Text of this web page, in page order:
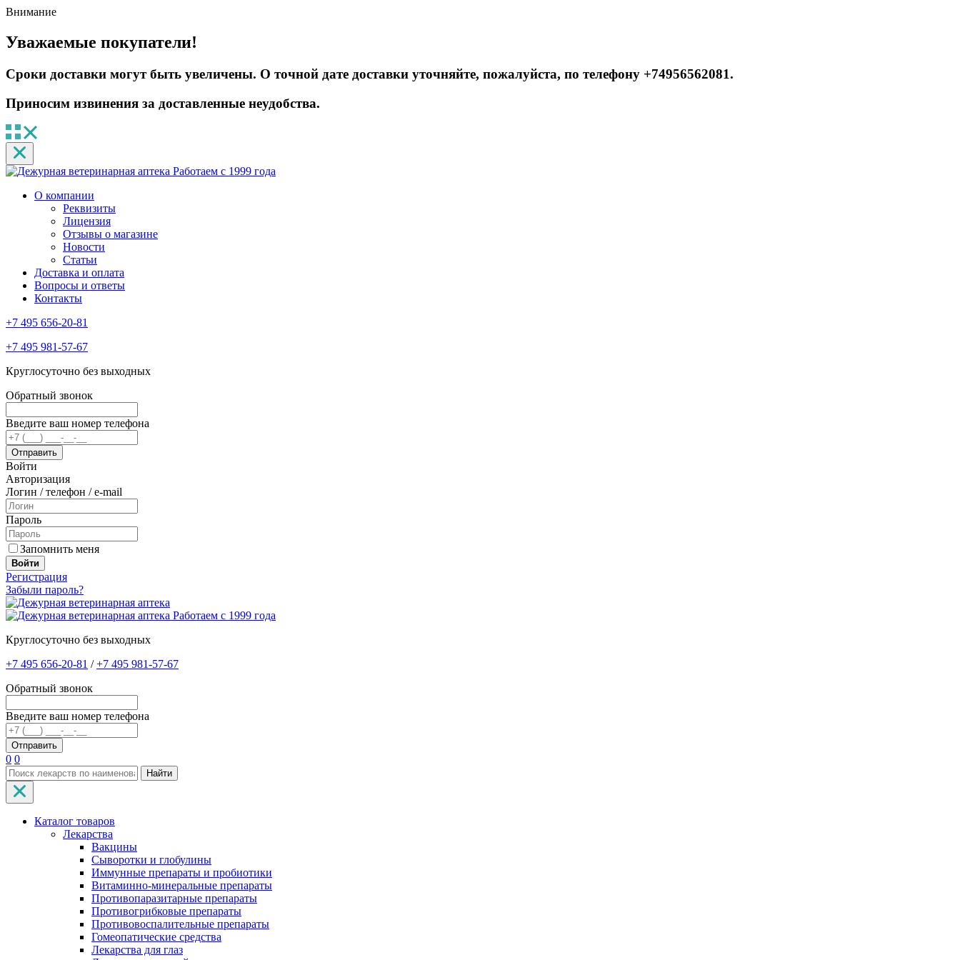
Внимание
Уважаемые покупатели!
Сроки доставки могут быть увеличены. О точной дате доставки уточняйте, пожалуйста, по телефону +74956562081.
Приносим извинения за доставленные неудобства.
Работаем с 1999 года
О компании
Реквизиты
Лицензия
Отзывы о магазине
Новости
Статьи
Доставка и оплата
Вопросы и ответы
Контакты
+7 495 656-20-81
+7 495 981-57-67
Круглосуточно без выходных
Обратный звонок
Введите ваш номер телефона
Войти
Авторизация
Логин / телефон / e-mail
Пароль
Запомнить меня
Войти
Регистрация
Забыли пароль?
Работаем с 1999 года
Круглосуточно без выходных
+7 495 656-20-81 /+7 495 981-57-67
Обратный звонок
Введите ваш номер телефона
0 0
Найти
Каталог товаров
Лекарства
Вакцины
Сыворотки и глобулины
Иммунные препараты и пробиотики
Витаминно-минеральные препараты
Противопаразитарные препараты
Противогрибковые препараты
Противовоспалительные препараты
Гомеопатические средства
Лекарства для глаз